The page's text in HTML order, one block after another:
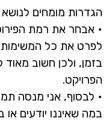
הגדרות מומחים
• אבחר את רמת
לפרט את כל המשימות
בזמן, ולכן חשוב
הפרויקט.
• לבסוף, אני מנסה
במה שאיננו יודעים או